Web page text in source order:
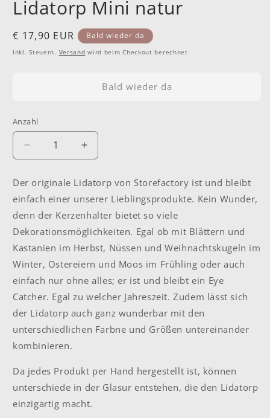
Lidatorp Mini natur
Normaler
Preis
€ 17,90 EUR Bald wieder da
Inkl. Steuern. Versand wird beim Checkout berechnet
Bald wieder da
Anzahl
Anzahl
Verringere
die
für
Lidatorp
Mini
natur
Erhöhe
die
für
Lidatorp
Mini
natur
Der originale Lidatorp von Storefactory ist und bleibt
einfach einer unserer Lieblingsprodukte. Kein Wunder,
denn der Kerzenhalter bietet so viele
Dekorationsmöglichkeiten. Egal ob mit Blättern und
Kastanien im Herbst, Nüssen und Weihnachtskugeln im
Winter, Ostereiern und Moos im Frühling oder auch
einfach nur ohne alles; er ist und bleibt ein Eye
Catcher. Egal zu welcher Jahreszeit. Zudem lässt sich
der Lidatorp auch ganz wunderbar mit den
unterschiedlichen Farbne und Größen untereinander
kombinieren.
Da jedes Produkt per Hand hergestellt ist, können
unterschiede in der Glasur entstehen, die den Lidatorp
einzigartig macht.